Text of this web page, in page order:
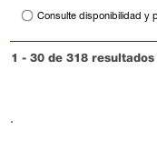
Consulte disponibilidad y
1 - 30 de 318 resultados
.